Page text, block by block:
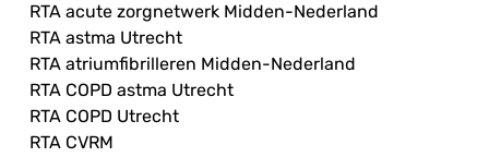
RTA acute zorgnetwerk Midden-Nederland
RTA astma Utrecht
RTA atriumfibrilleren Midden-Nederland
RTA COPD astma Utrecht
RTA COPD Utrecht
RTA CVRM